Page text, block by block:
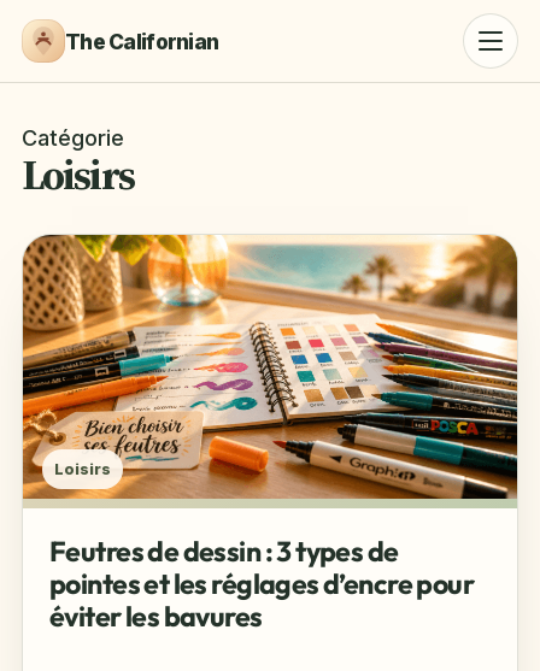
The Californian
Catégorie
Loisirs
Loisirs
Feutres de dessin : 3 types de
pointes et les réglages d’encre pour
éviter les bavures